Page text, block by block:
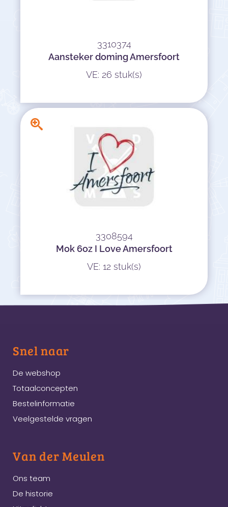
3310374
Aansteker doming Amersfoort
VE: 26 stuk(s)
3308594
Mok 6oz I Love Amersfoort
VE: 12 stuk(s)
Snel naar
De webshop
Totaalconcepten
Bestelinformatie
Veelgestelde vragen
Van der Meulen
Ons team
De historie